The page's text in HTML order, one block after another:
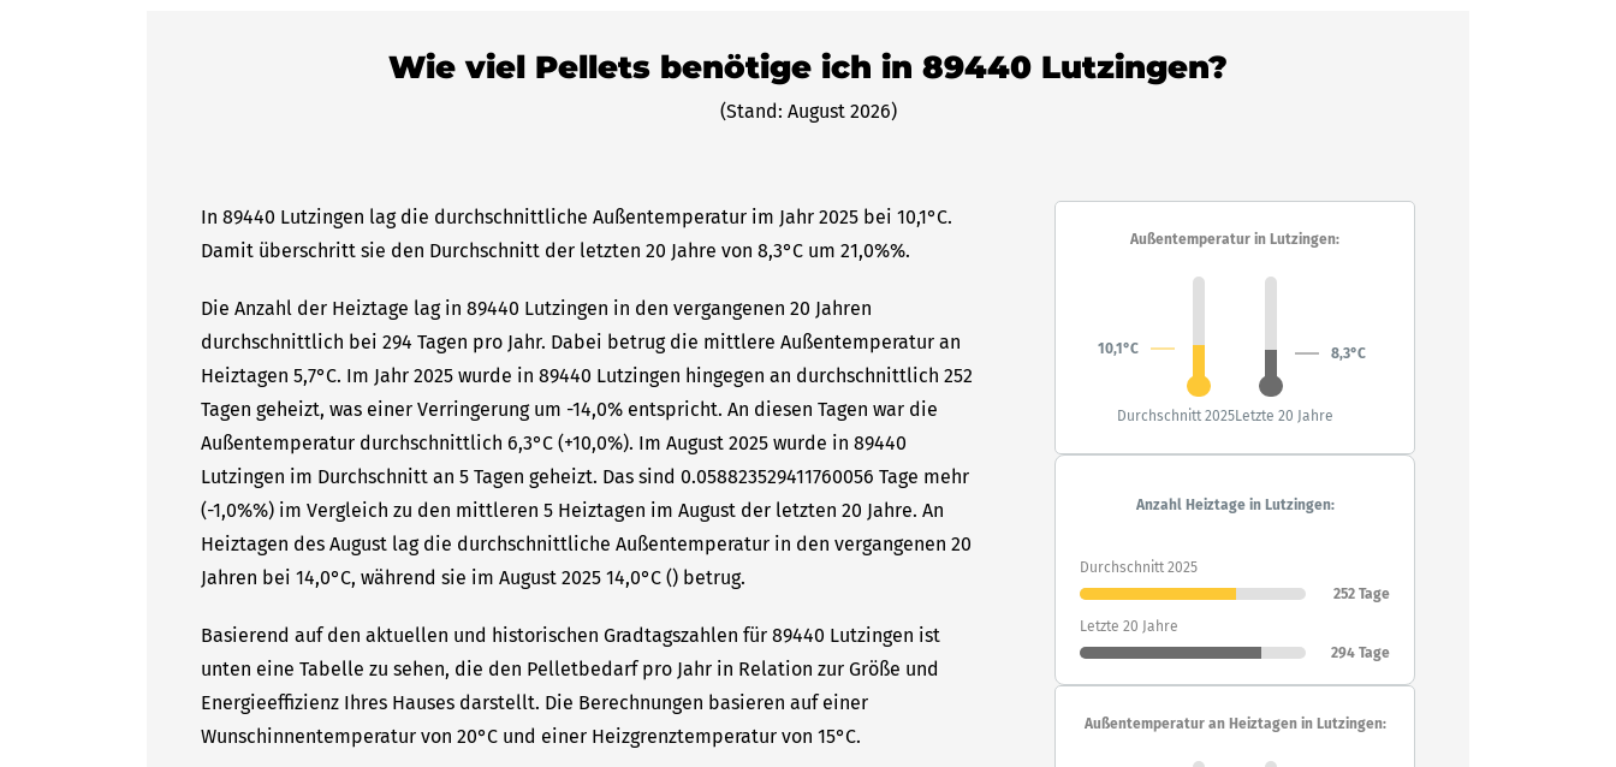
Wie viel Pellets benötige ich in 89440 Lutzingen?
(Stand: August 2026)
In 89440 Lutzingen lag die durchschnittliche Außentemperatur im Jahr 2025 bei 10,1°C.
Damit überschritt sie den Durchschnitt der letzten 20 Jahre von 8,3°C um 21,0%%.
Die Anzahl der Heiztage lag in 89440 Lutzingen in den vergangenen 20 Jahren
durchschnittlich bei 294 Tagen pro Jahr. Dabei betrug die mittlere Außentemperatur an
Heiztagen 5,7°C. Im Jahr 2025 wurde in 89440 Lutzingen hingegen an durchschnittlich 252
Tagen geheizt, was einer Verringerung um -14,0% entspricht. An diesen Tagen war die
Außentemperatur durchschnittlich 6,3°C (+10,0%). Im August 2025 wurde in 89440
Lutzingen im Durchschnitt an 5 Tagen geheizt. Das sind 0.058823529411760056 Tage mehr
(-1,0%%) im Vergleich zu den mittleren 5 Heiztagen im August der letzten 20 Jahre. An
Heiztagen des August lag die durchschnittliche Außentemperatur in den vergangenen 20
Jahren bei 14,0°C, während sie im August 2025 14,0°C () betrug.
Basierend auf den aktuellen und historischen Gradtagszahlen für 89440 Lutzingen ist
unten eine Tabelle zu sehen, die den Pelletbedarf pro Jahr in Relation zur Größe und
Energieeffizienz Ihres Hauses darstellt. Die Berechnungen basieren auf einer
Wunschinnentemperatur von 20°C und einer Heizgrenztemperatur von 15°C.
Außentemperatur in Lutzingen:
10,1°C 8,3°C
Durchschnitt 2025Letzte 20 Jahre
Anzahl Heiztage in Lutzingen:
Durchschnitt 2025
252 Tage
Letzte 20 Jahre
294 Tage
Außentemperatur an Heiztagen in Lutzingen: